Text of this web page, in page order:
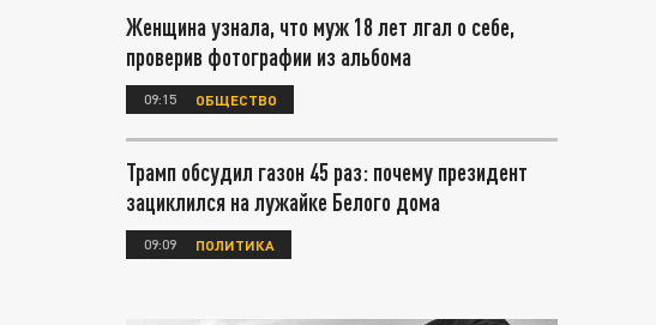
Женщина узнала, что муж 18 лет лгал о себе,
проверив фотографии из альбома
09:15 ОБЩЕСТВО
Трамп обсудил газон 45 раз: почему президент
зациклился на лужайке Белого дома
09:09 ПОЛИТИКА